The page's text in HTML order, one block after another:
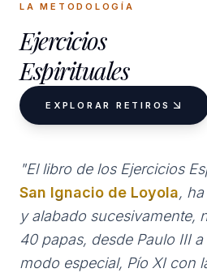
LA METODOLOGÍA
Ejercicios
Espirituales
EXPLORAR RETIROS
"El libro de los Ejercicios
San Ignacio de Loyola,
y alabado sucesivamente,
40 papas, desde Paulo III
modo especial, Pío XI con